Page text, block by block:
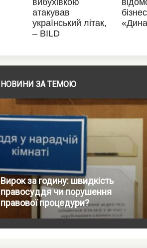
НОВИНИ ЗА ТЕМОЮ
Вирок за годину: швидкість
правосуддя чи порушення
правової процедури?